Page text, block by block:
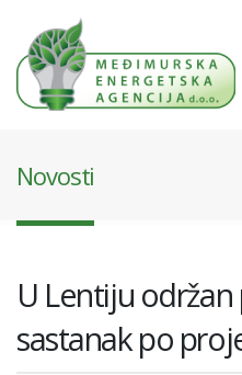
Novosti
U Lentiju
sastanak po